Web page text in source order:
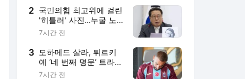
2 국민의힘 최고위에 걸린
'히틀러' 사진...누굴 노
렸나
7시간 전
3 모하메드 살라, 튀르키
예 ‘네 번째 명문’ 트라브
존스포르행
7시간 전